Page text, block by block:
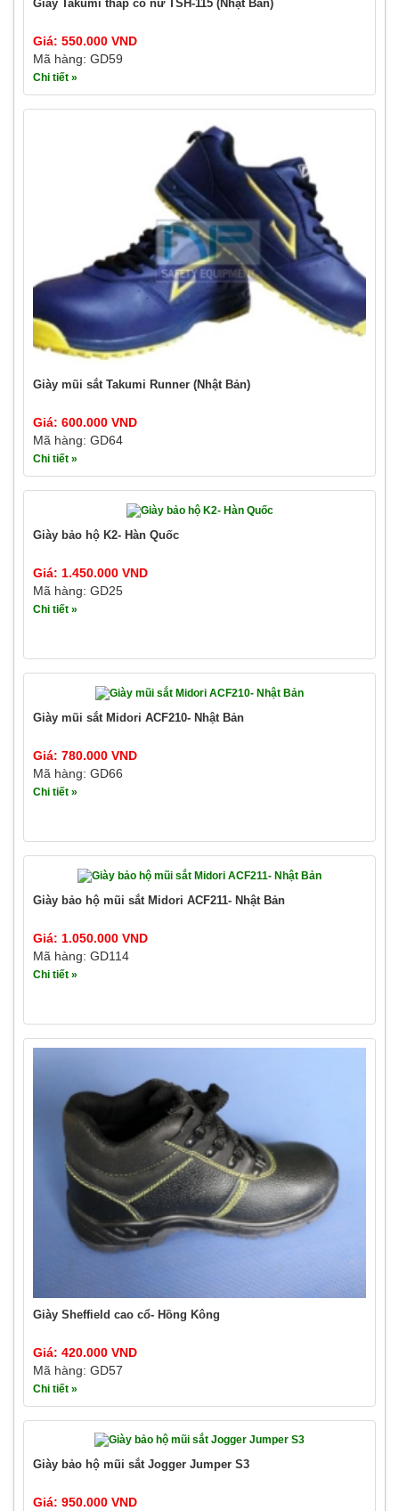
Giày Takumi thấp cổ nữ TSH-115 (Nhật Bản)
Giá: 550.000 VND
Mã hàng: GD59
Chi tiết »
Giày mũi sắt Takumi Runner (Nhật Bản)
Giá: 600.000 VND
Mã hàng: GD64
Chi tiết »
Giày bảo hộ K2- Hàn Quốc
Giá: 1.450.000 VND
Mã hàng: GD25
Chi tiết »
Giày mũi sắt Midori ACF210- Nhật Bản
Giá: 780.000 VND
Mã hàng: GD66
Chi tiết »
Giày bảo hộ mũi sắt Midori ACF211- Nhật Bản
Giá: 1.050.000 VND
Mã hàng: GD114
Chi tiết »
Giày Sheffield cao cổ- Hồng Kông
Giá: 420.000 VND
Mã hàng: GD57
Chi tiết »
Giày bảo hộ mũi sắt Jogger Jumper S3
Giá: 950.000 VND